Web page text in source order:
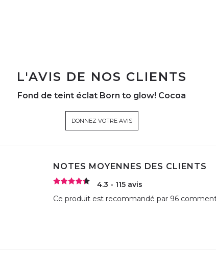
L'AVIS DE NOS CLIENTS
Fond de teint éclat Born to glow! Cocoa
DONNEZ VOTRE AVIS
NOTES MOYENNES DES CLIENTS
4.3 - 115 avis
Ce produit est recommandé par 96